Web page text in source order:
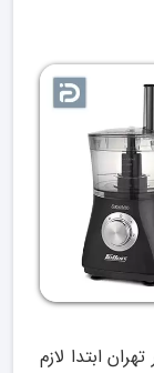
تهران ابتدا لازم